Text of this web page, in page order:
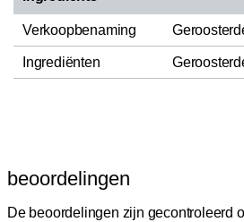
Verkoopbenaming
Ingrediënten
beoordelingen
De beoordelingen zijn gecontroleerd